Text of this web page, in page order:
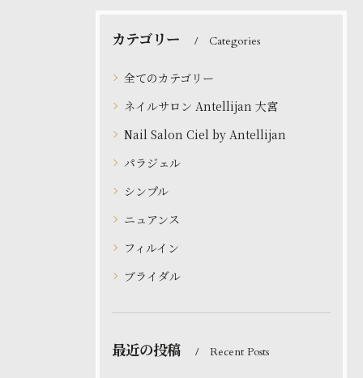
カテゴリー Categories
全てのカテゴリー
ネイルサロン Antellijan 大宮
Nail Salon Ciel by Antellijan
パラジェル
シンプル
ニュアンス
フィルイン
ブライダル
最近の投稿 Recent Posts